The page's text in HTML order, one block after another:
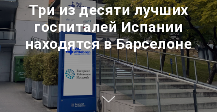
Три из десяти лучших
госпиталей Испании
находятся в Барселоне